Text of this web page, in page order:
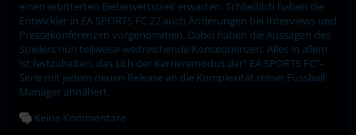
einen erbitterten Bieterwettstreit erwarten. Schließlich haben die
Entwickler in EA SPORTS FC 27 auch Änderungen bei Interviews und
Pressekonferenzen vorgenommen. Dabei haben die Aussagen des
Spielers nun teilweise weitreichende Konsequenzen. Alles in allem
ist festzuhalten, das sich der Karrieremodus der" EA SPORTS FC"-
Serie mit jedem neuen Release an die Komplexität reiner Fussball
Manager annähert.
Keine Kommentare